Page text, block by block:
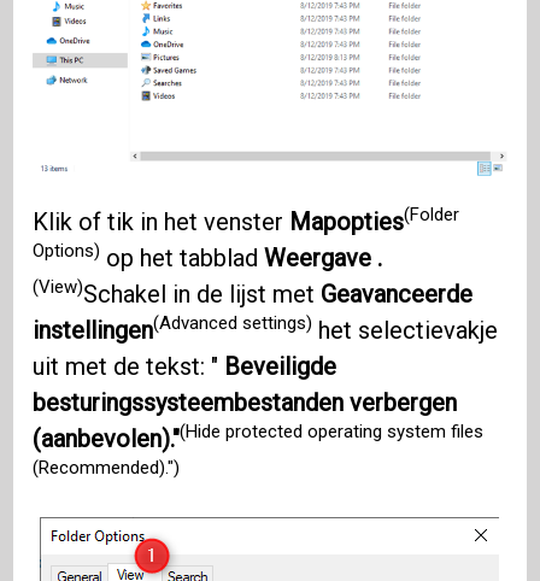
Klik of tik in het venster Mapopties(Folder
Options) op het tabbladWeergave .
(View)Schakel in de lijst met Geavanceerde
instellingen(Advanced settings) het selectievakje
uit met de tekst: " Beveiligde
besturingssysteembestanden verbergen
(aanbevolen)."(Hide protected operating system files
(Recommended).")